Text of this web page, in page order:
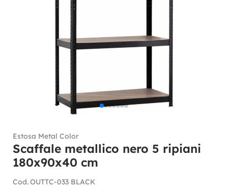
Estosa Metal Color
Scaffale metallico nero 5 ripiani
180x90x40 cm
Cod.OUTTC-033 BLACK